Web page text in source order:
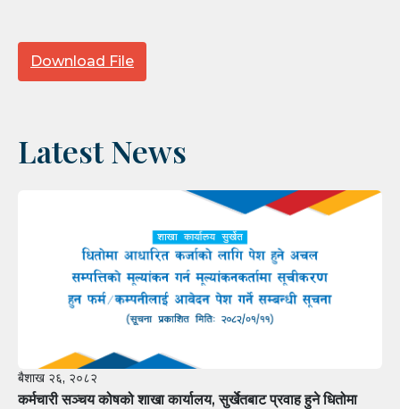
Download File
Latest News
बैशाख २६, २०८२
कर्मचारी सञ्चय कोषको शाखा कार्यालय, सुर्खेतबाट प्रवाह हुने धितोमा